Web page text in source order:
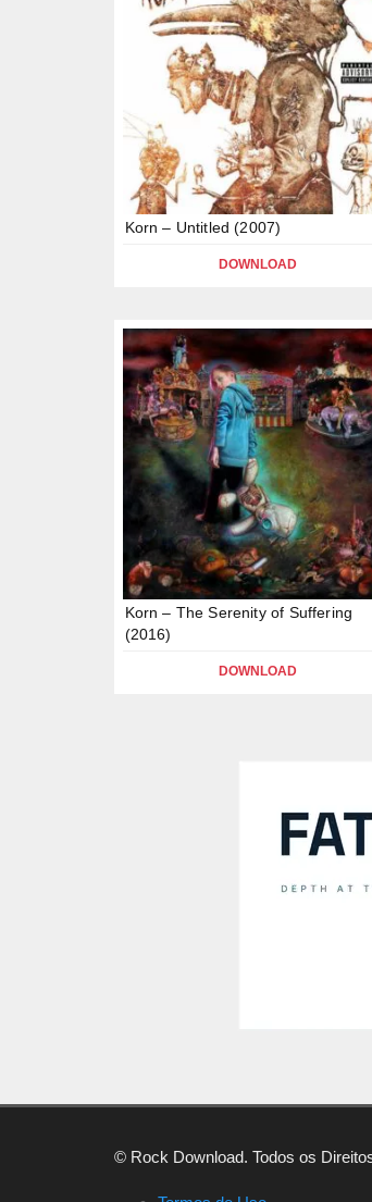
Korn – Untitled (2007)
DOWNLOAD
Korn – The Serenity of Suffering
(2016)
DOWNLOAD
© Rock Download. Todos os